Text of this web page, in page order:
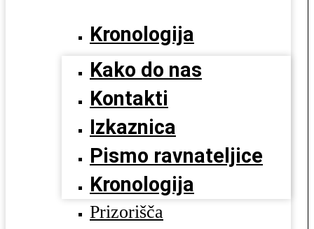
Kronologija
Kako do nas
Kontakti
Izkaznica
Pismo ravnateljice
Kronologija
Prizorišča